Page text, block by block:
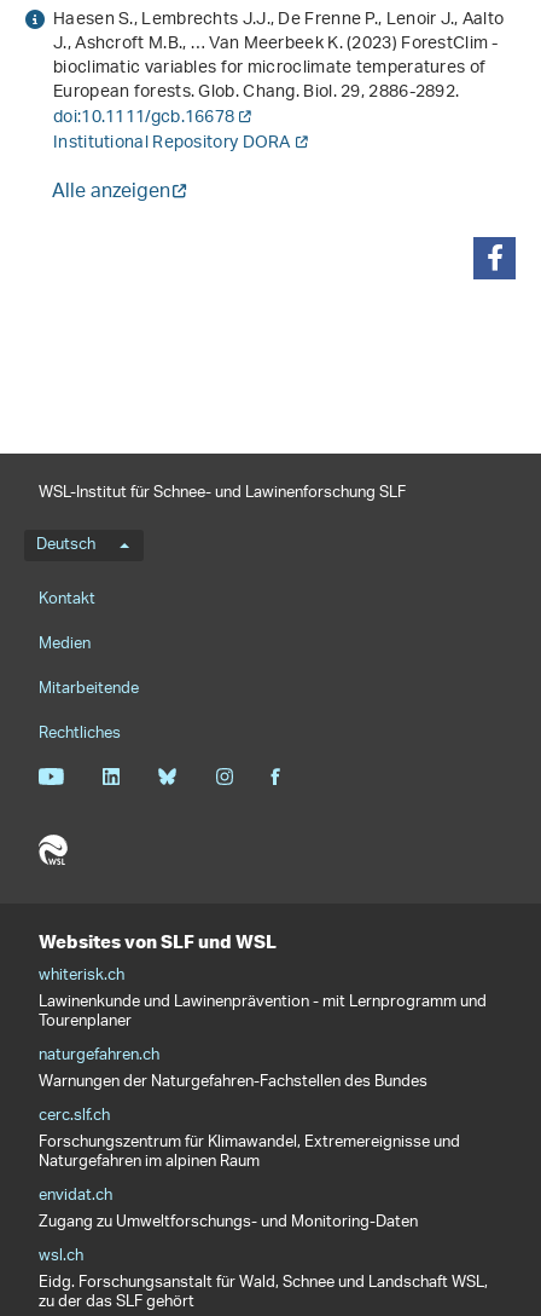
Haesen S., Lembrechts J.J., De Frenne P., Lenoir J., Aalto
J., Ashcroft M.B., … Van Meerbeek K. (2023) ForestClim -
bioclimatic variables for microclimate temperatures of
European forests. Glob. Chang. Biol.29, 2886-2892.
doi:10.1111/gcb.16678
Institutional Repository DORA
Alle anzeigen
WSL-Institut für Schnee- und Lawinenforschung SLF
Sprachmenü
Deutsch
Footernavigation
Kontakt
Medien
Mitarbeitende
Rechtliches
Websites von SLF und WSL
whiterisk.ch
Lawinenkunde und Lawinenprävention - mit Lernprogramm und
Tourenplaner
naturgefahren.ch
Warnungen der Naturgefahren-Fachstellen des Bundes
cerc.slf.ch
Forschungszentrum für Klimawandel, Extremereignisse und
Naturgefahren im alpinen Raum
envidat.ch
Zugang zu Umweltforschungs- und Monitoring-Daten
wsl.ch
Eidg. Forschungsanstalt für Wald, Schnee und Landschaft WSL,
zu der das SLF gehört